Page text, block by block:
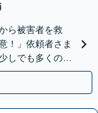
ら被害者を救
！」依頼者さま
しでも多くの返